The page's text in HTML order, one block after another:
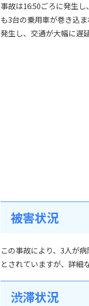
事故は16:50ごろに発生
も3台の乗用車が巻き込
発生し、交通が大幅に遅
被害状況
この事故により、3人が
とされていますが、詳細
渋滞状況